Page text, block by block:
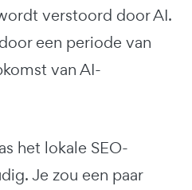
verstoord door AI.
een periode van
van AI-
het lokale SEO-
Je zou een paar